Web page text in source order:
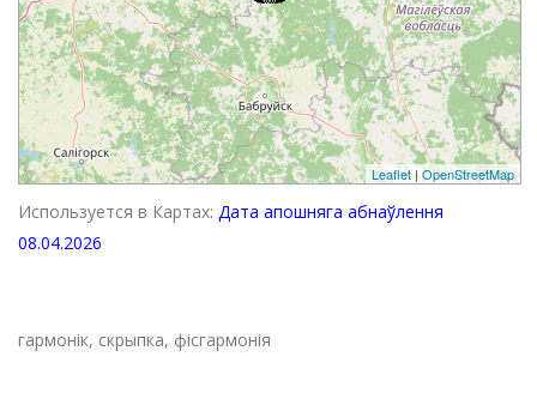
Leaflet | OpenStreetMap
Используется в Картах: Дата апошняга абнаўлення
08.04.2026
гармонік, скрыпка, фісгармонія